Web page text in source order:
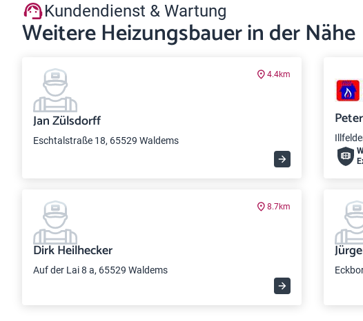
Kundendienst & Wartung
Weitere Heizungsbauer in der Nähe
4.4km
Jan Zülsdorff
Eschtalstraße 18, 65529 Waldems
8.7km
Dirk Heilhecker
Auf der Lai 8 a, 65529 Waldems